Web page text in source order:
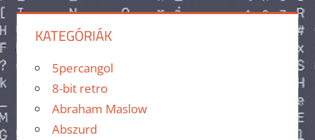
KATEGÓRIÁK
5percangol
8-bit retro
Abraham Maslow
Abszurd